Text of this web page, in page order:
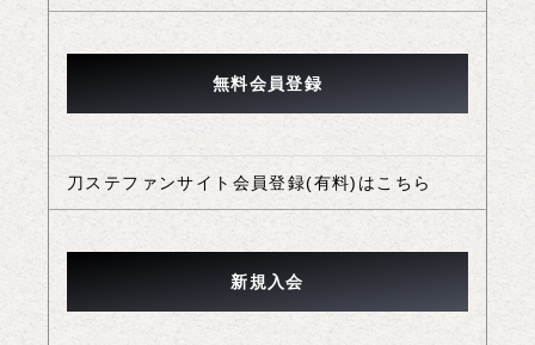
刀ステファンサイト会員登録(有料)はこちら